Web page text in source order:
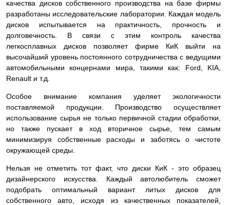
качества дисков собственного производства на базе фирмы
разработаны исследовательские лаборатории. Каждая модель
дисков испытывается на практичность, прочность и
долговечность. В связи с этим контроль качества
легкосплавных дисков позволяет фирме КиК выйти на
высочайший уровень постоянного сотрудничества с ведущими
автомобильными концернами мира, такими как: Ford, KIA,
Renault и т.д.
Особое внимание компания уделяет экологичности
поставляемой продукции. Производство осуществляет
использование сырья не только первичной стадии обработки,
но также пускает в ход вторичное сырье, тем самым
минимизируя собственные расходы и заботясь о чистоте
окружающей среды.
Нельзя не отметить тот факт, что диски КиК - это образец
дизайнерского искусства. Каждый автолюбитель сможет
подобрать оптимальный вариант литых дисков для
собственного авто, исходя из качественных показателей,